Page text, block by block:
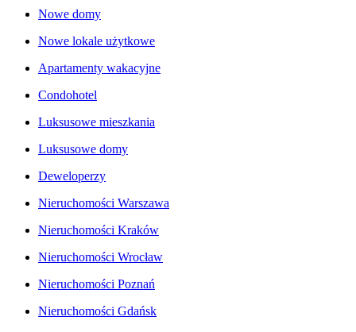
Nowe domy
Nowe lokale użytkowe
Apartamenty wakacyjne
Condohotel
Luksusowe mieszkania
Luksusowe domy
Deweloperzy
Nieruchomości Warszawa
Nieruchomości Kraków
Nieruchomości Wrocław
Nieruchomości Poznań
Nieruchomości Gdańsk